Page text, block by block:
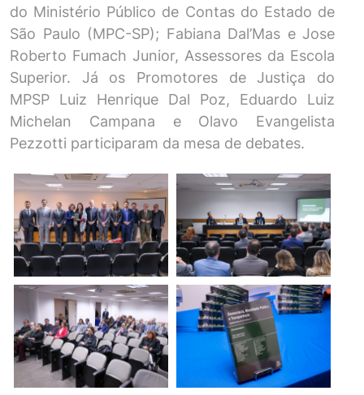
do Ministério Público de Contas do Estado de
São Paulo (MPC-SP); Fabiana Dal’Mas e Jose
Roberto Fumach Junior, Assessores da Escola
Superior. Já os Promotores de Justiça do
MPSP Luiz Henrique Dal Poz, Eduardo Luiz
Michelan Campana e Olavo Evangelista
Pezzotti participaram da mesa de debates.